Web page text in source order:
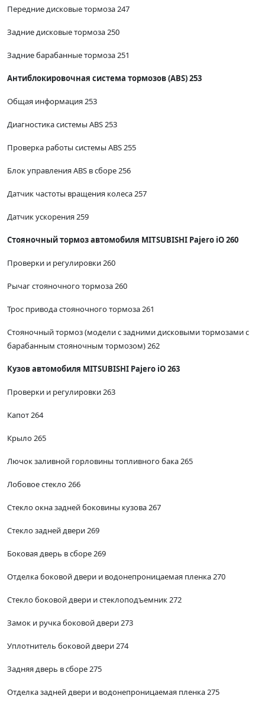
Передние дисковые тормоза 247
Задние дисковые тормоза 250
Задние барабанные тормоза 251
Антиблокировочная система тормозов (ABS) 253
Общая информация 253
Диагностика системы ABS 253
Проверка работы системы ABS 255
Блок управления ABS в сборе 256
Датчик частоты вращения колеса 257
Датчик ускорения 259
Стояночный тормоз автомобиля MITSUBISHI Pajero iO 260
Проверки и регулировки 260
Рычаг стояночного тормоза 260
Трос привода стояночного тормоза 261
Стояночный тормоз (модели с задними дисковыми тормозами с
барабанным стояночным тормозом) 262
Кузов автомобиля MITSUBISHI Pajero iO 263
Проверки и регулировки 263
Капот 264
Крыло 265
Лючок заливной горловины топливного бака 265
Лобовое стекло 266
Стекло окна задней боковины кузова 267
Стекло задней двери 269
Боковая дверь в сборе 269
Отделка боковой двери и водонепроницаемая пленка 270
Стекло боковой двери и стеклоподъемник 272
Замок и ручка боковой двери 273
Уплотнитель боковой двери 274
Задняя дверь в сборе 275
Отделка задней двери и водонепроницаемая пленка 275